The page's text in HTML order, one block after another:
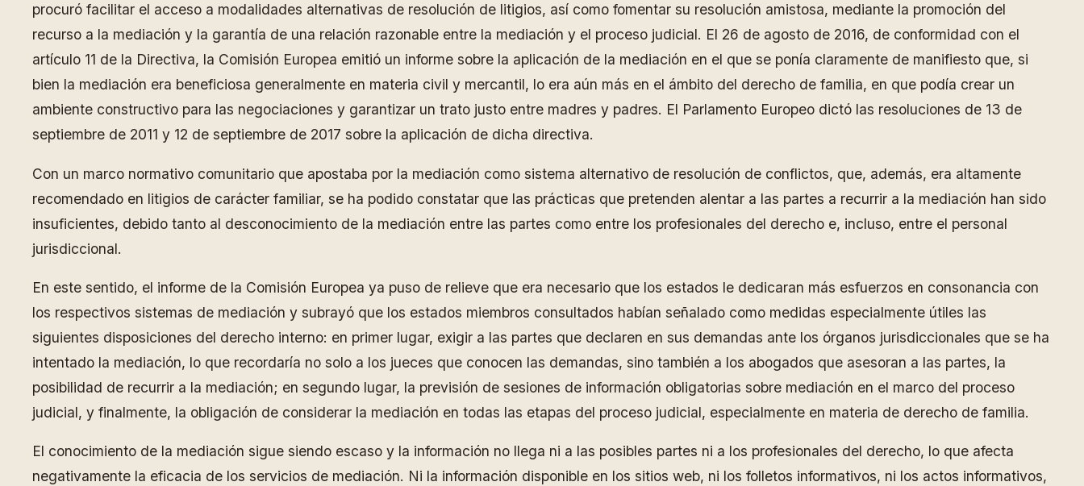
procuró facilitar el acceso a modalidades alternativas de resolución de litigios, así como fomentar su resolución amistosa, mediante la promoción del
recurso a la mediación y la garantía de una relación razonable entre la mediación y el proceso judicial. El 26 de agosto de 2016, de conformidad con el
artículo 11 de la Directiva, la Comisión Europea emitió un informe sobre la aplicación de la mediación en el que se ponía claramente de manifiesto que, si
bien la mediación era beneficiosa generalmente en materia civil y mercantil, lo era aún más en el ámbito del derecho de familia, en que podía crear un
ambiente constructivo para las negociaciones y garantizar un trato justo entre madres y padres. El Parlamento Europeo dictó las resoluciones de 13 de
septiembre de 2011 y 12 de septiembre de 2017 sobre la aplicación de dicha directiva.
Con un marco normativo comunitario que apostaba por la mediación como sistema alternativo de resolución de conflictos, que, además, era altamente
recomendado en litigios de carácter familiar, se ha podido constatar que las prácticas que pretenden alentar a las partes a recurrir a la mediación han sido
insuficientes, debido tanto al desconocimiento de la mediación entre las partes como entre los profesionales del derecho e, incluso, entre el personal
jurisdiccional.
En este sentido, el informe de la Comisión Europea ya puso de relieve que era necesario que los estados le dedicaran más esfuerzos en consonancia con
los respectivos sistemas de mediación y subrayó que los estados miembros consultados habían señalado como medidas especialmente útiles las
siguientes disposiciones del derecho interno: en primer lugar, exigir a las partes que declaren en sus demandas ante los órganos jurisdiccionales que se ha
intentado la mediación, lo que recordaría no solo a los jueces que conocen las demandas, sino también a los abogados que asesoran a las partes, la
posibilidad de recurrir a la mediación; en segundo lugar, la previsión de sesiones de información obligatorias sobre mediación en el marco del proceso
judicial, y finalmente, la obligación de considerar la mediación en todas las etapas del proceso judicial, especialmente en materia de derecho de familia.
El conocimiento de la mediación sigue siendo escaso y la información no llega ni a las posibles partes ni a los profesionales del derecho, lo que afecta
negativamente la eficacia de los servicios de mediación. Ni la información disponible en los sitios web, ni los folletos informativos, ni los actos informativos,